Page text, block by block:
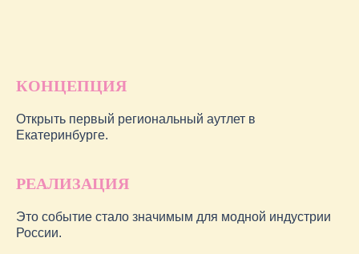
КОНЦЕПЦИЯ
Открыть первый региональный аутлет в
Екатеринбурге.
РЕАЛИЗАЦИЯ
Это событие стало значимым для модной индустрии
России.